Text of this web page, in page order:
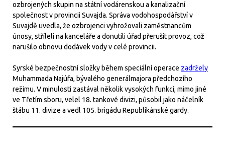
ozbrojených skupin na státní vodárenskou a kanalizační
společnost v provincii Suvajda. Správa vodohospodářství v
Suvajdě uvedla, že ozbrojenci vyhrožovali zaměstnancům
únosy, stříleli na kanceláře a donutili úřad přerušit provoz, což
narušilo obnovu dodávek vody v celé provincii.
Syrské bezpečnostní složky během speciální operace zadržely
Muhammada Najúfa, bývalého generálmajora předchozího
režimu. V minulosti zastával několik vysokých funkcí, mimo jiné
ve Třetím sboru, velel 18. tankové divizi, působil jako náčelník
štábu 11. divize a vedl 105. brigádu Republikánské gardy.